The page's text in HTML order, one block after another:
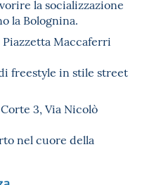
la socializzazione
la Bolognina.
Piazzetta Maccaferri
freestyle in stile street
3, Via Nicolò
nel cuore della